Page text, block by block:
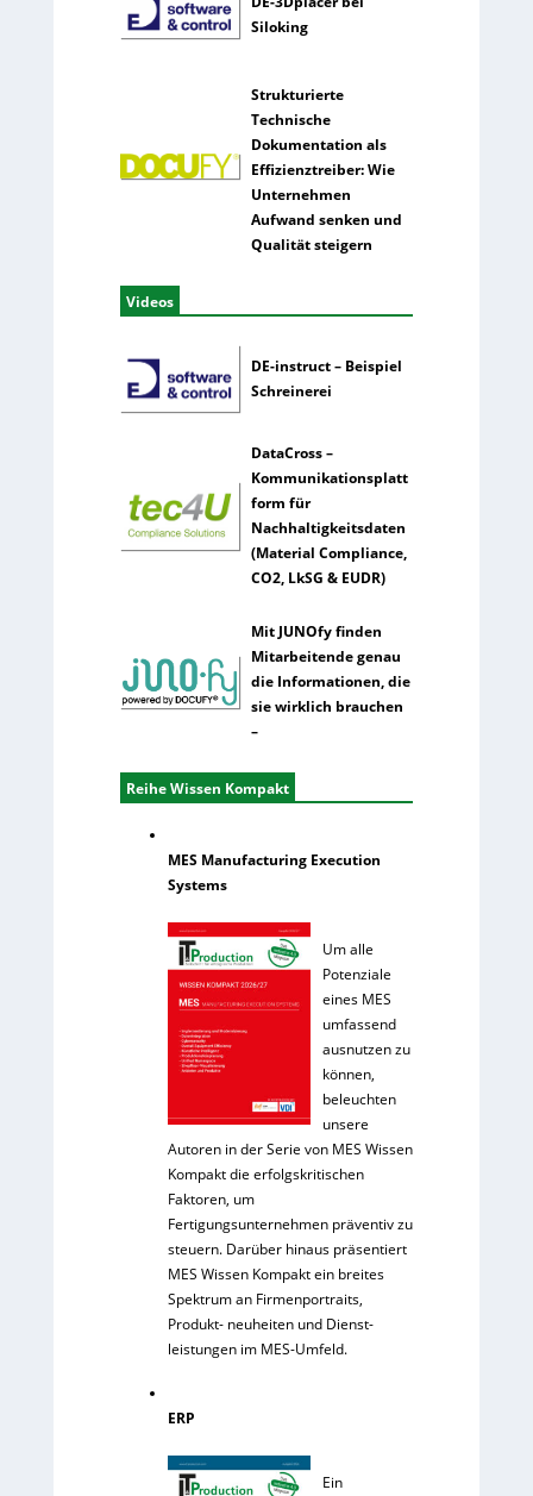
Siloking
Strukturierte
Technische
Dokumentation als
Effizienztreiber: Wie
Unternehmen
Aufwand senken und
Qualität steigern
Videos
DE-instruct – Beispiel
Schreinerei
DataCross –
Kommunikationsplatt
form für
Nachhaltigkeitsdaten
(Material Compliance,
CO2, LkSG & EUDR)
Mit JUNOfy finden
Mitarbeitende genau
die Informationen, die
sie wirklich brauchen
–
Reihe Wissen Kompakt
MES Manufacturing Execution
Systems
Um alle
Potenziale
eines MES
umfassend
ausnutzen zu
können,
beleuchten
unsere
Autoren in der Serie von MES Wissen
Kompakt die erfolgskritischen
Faktoren, um
Fertigungsunternehmen präventiv zu
steuern. Darüber hinaus präsentiert
MES Wissen Kompakt ein breites
Spektrum an Firmenportraits,
Produkt- neuheiten und Dienst-
leistungen im MES-Umfeld.
ERP
Ein